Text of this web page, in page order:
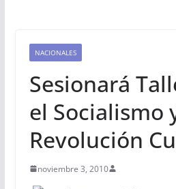
NACIONALES
Sesionará
el Socialismo
Revolución
noviembre 3, 2010